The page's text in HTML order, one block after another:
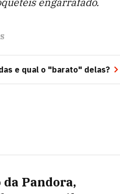
e qual o "barato" delas?
da Pandora,